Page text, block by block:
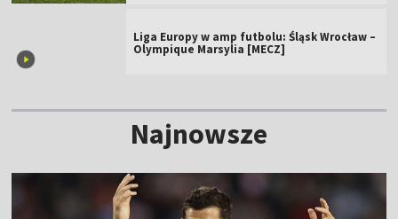
Liga Europy w amp futbolu: Śląsk Wrocław –
Olympique Marsylia [MECZ]
Najnowsze